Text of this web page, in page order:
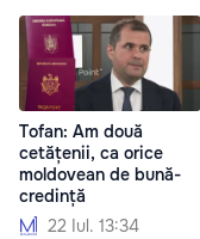
Tofan: Am două
cetățenii, ca orice
moldovean de bună-
credință
22 Iul. 13:34